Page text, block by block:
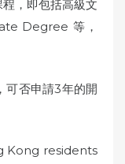
，即包括高級文
Degree 等，
，可否申請3年的開
Kong residents